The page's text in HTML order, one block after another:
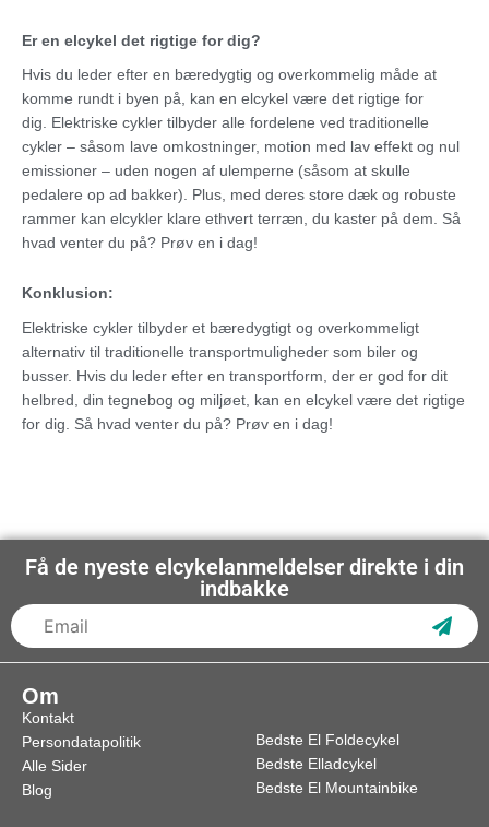
Er en elcykel det rigtige for dig?
Hvis du leder efter en bæredygtig og overkommelig måde at
komme rundt i byen på, kan en elcykel være det rigtige for
dig. Elektriske cykler tilbyder alle fordelene ved traditionelle
cykler – såsom lave omkostninger, motion med lav effekt og nul
emissioner – uden nogen af ulemperne (såsom at skulle
pedalere op ad bakker). Plus, med deres store dæk og robuste
rammer kan elcykler klare ethvert terræn, du kaster på dem. Så
hvad venter du på? Prøv en i dag!
Konklusion:
Elektriske cykler tilbyder et bæredygtigt og overkommeligt
alternativ til traditionelle transportmuligheder som biler og
busser. Hvis du leder efter en transportform, der er god for dit
helbred, din tegnebog og miljøet, kan en elcykel være det rigtige
for dig. Så hvad venter du på? Prøv en i dag!
Få de nyeste elcykelanmeldelser direkte i din
indbakke
Om
Kontakt
Persondatapolitik
Alle Sider
Blog
Bedste El Foldecykel
Bedste Elladcykel
Bedste El Mountainbike